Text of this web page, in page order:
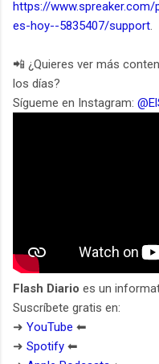
https://
es-hoy--5835407/support.
📲 ¿Quieres ver más
los días?
Sígueme en Instagram:
Flash Diario es un
Suscríbete gratis en:
➜ YouTube ⬅︎
➜ Spotify ⬅︎